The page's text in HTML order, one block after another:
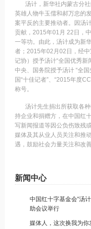
汤计，新华社内蒙古分社
英雄人物牛玉儒和郝万忠的
案平反的主要推动者。因汤
贡献，2015年01月 22日，
一等功。由此，汤计成为新
者；2015年02月02日，经
记协）授予汤计“全国优秀
中央、国务院授予汤计 “全
国“十佳记者”、“2015年度
称号。
汤计先生捐出所获取各种
持企业和捐赠方，在中国红
写新闻报道等因公负伤致残
媒体及其从业人员关注和推
遇，鼓励社会力量关注和改
新闻中心
中国红十字基金会“汤
助会议举行
媒体人，这次换我为你